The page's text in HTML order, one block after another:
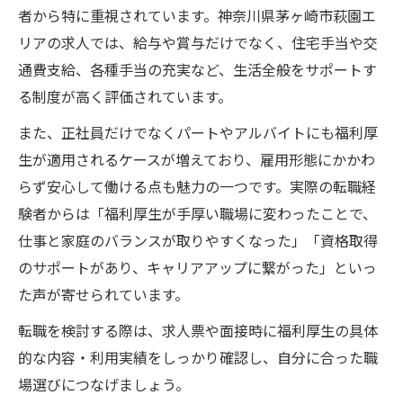
者から特に重視されています。神奈川県茅ヶ崎市萩園エ
リアの求人では、給与や賞与だけでなく、住宅手当や交
通費支給、各種手当の充実など、生活全般をサポートす
る制度が高く評価されています。
また、正社員だけでなくパートやアルバイトにも福利厚
生が適用されるケースが増えており、雇用形態にかかわ
らず安心して働ける点も魅力の一つです。実際の転職経
験者からは「福利厚生が手厚い職場に変わったことで、
仕事と家庭のバランスが取りやすくなった」「資格取得
のサポートがあり、キャリアアップに繋がった」といっ
た声が寄せられています。
転職を検討する際は、求人票や面接時に福利厚生の具体
的な内容・利用実績をしっかり確認し、自分に合った職
場選びにつなげましょう。